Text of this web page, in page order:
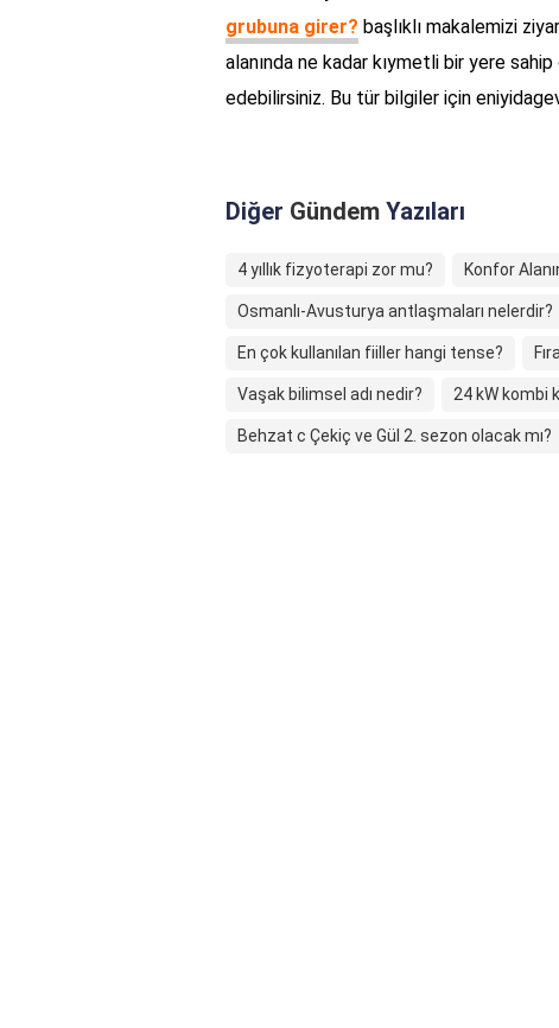
grubuna girer? başlıklı makalemizi
alanında ne kadar kıymetli bir yere
edebilirsiniz. Bu tür bilgiler için
Diğer Gündem Yazıları
4 yıllık fizyoterapi zor mu? Konfor
Osmanlı-Avusturya antlaşmaları nelerdir?
En çok kullanılan fiiller hangi tense?
Vaşak bilimsel adı nedir? 24 kW kombi
Behzat c Çekiç ve Gül 2. sezon olacak mı?